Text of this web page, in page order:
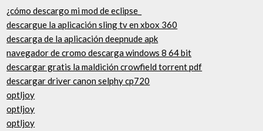
¿cómo descargo mi mod de eclipse_
descargue la aplicación sling tv en xbox 360
descarga de la aplicación deepnude apk
navegador de cromo descarga windows 8 64 bit
descargar gratis la maldición crowfield torrent pdf
descargar driver canon selphy cp720
optljoy
optljoy
optljoy